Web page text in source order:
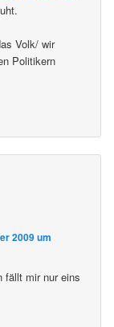
Volk/ wir
Politikern
2009 um
fällt mir nur eins